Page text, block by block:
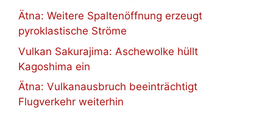
Ätna: Weitere Spaltenöffnung erzeugt
pyroklastische Ströme
Vulkan Sakurajima: Aschewolke hüllt
Kagoshima ein
Ätna: Vulkanausbruch beeinträchtigt
Flugverkehr weiterhin